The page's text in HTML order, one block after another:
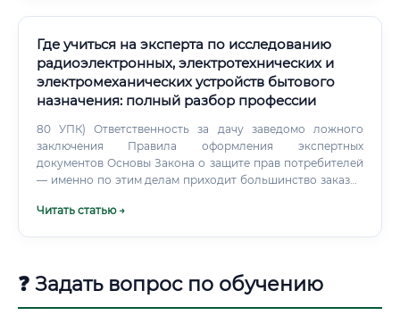
Где учиться на эксперта по исследованию
радиоэлектронных, электротехнических и
электромеханических устройств бытового
назначения: полный разбор профессии
80 УПК) Ответственность за дачу заведомо ложного
заключения Правила оформления экспертных
документов Основы Закона о защите прав потребителей
— именно по этим делам приходит большинство заказов
Честный ответ: по-разному. Зарплата сильно зависит от
Читать статью →
❓ Задать вопрос по обучению